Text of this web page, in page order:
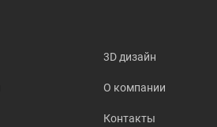
3D дизайн
О компании
Контакты